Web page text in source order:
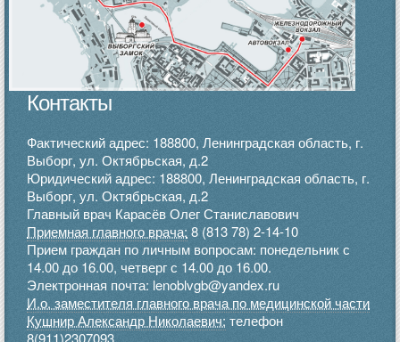
Контакты
Фактический адрес: 188800, Ленинградская область, г.
Выборг, ул. Октябрьская, д.2
Юридический адрес: 188800, Ленинградская область, г.
Выборг, ул. Октябрьская, д.2
Главный врач Карасёв Олег Станиславович
Приемная главного врача: 8 (813 78) 2-14-10
Прием граждан по личным вопросам: понедельник с
14.00 до 16.00, четверг с 14.00 до 16.00.
Электронная почта: lenoblvgb@yandex.ru
И.о. заместителя главного врача по медицинской части
Кушнир Александр Николаевич: телефон
8(911)2307093